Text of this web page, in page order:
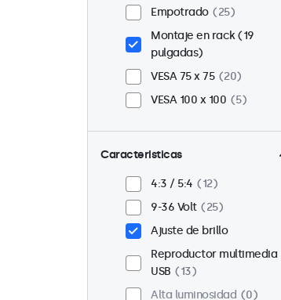
Empotrado
25
Montaje en rack (19
pulgadas)
VESA 75 x 75
20
VESA 100 x 100
5
Caracteristicas
4:3 / 5:4
12
9-36 Volt
25
Ajuste de brillo
Reproductor multimedia
USB
13
Alta luminosidad
0